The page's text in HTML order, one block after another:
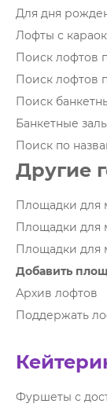
Для дня
Лофты с
Поиск лофтов
Поиск лофтов
Поиск
Банкетные
Поиск по
Другие
Площадки для
Площадки для
Площадки для
Добавить
Архив лофтов
Поддержать
Фуршеты с